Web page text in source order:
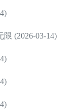
(2026-03-14)